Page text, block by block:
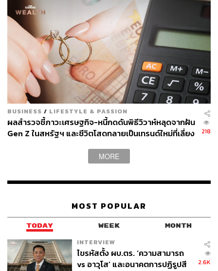
ABOUT THE AUTHOR
ดำรงเกียรติ มาลา
Content Creator THE STANDARD WEALTH
BUSINESS / LIFESTYLE & PASSION
ผลสำรวจชี้ภาวะเศรษฐกิจ-หนี้กดดันพิธีวิวาห์หลุดจากฝัน
Gen Z ในสหรัฐฯ และชีวิตโสดกลายเป็นเทรนด์ใหม่ที่เลี่ยง
218
MORE
MOST POPULAR
TODAY WEEK MONTH
INTERVIEW
ไขรหัสตั้ง ผบ.ตร. ‘ความสามารถ
vs อาวุโส’ และอนาคตการปฏิรูปสี
2.6K